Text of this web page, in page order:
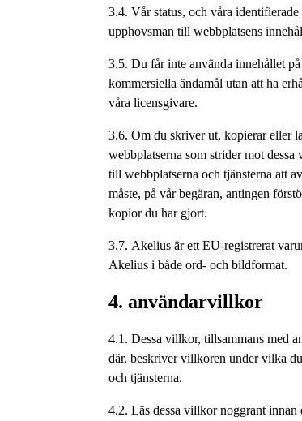
3.4. Vår status, och våra
upphovsman till webbplatsens
3.5. Du får inte använda innehållet
kommersiella ändamål utan att ha
våra licensgivare.
3.6. Om du skriver ut, kopierar eller
webbplatserna som strider mot
till webbplatserna och tjänsterna att
måste, på vår begäran, antingen
kopior du har gjort.
3.7. Akelius är ett EU-registrerat
Akelius i både ord- och bildformat.
4. användarvillkor
4.1. Dessa villkor, tillsammans med
där, beskriver villkoren under vilka
och tjänsterna.
4.2. Läs dessa villkor noggrant innan